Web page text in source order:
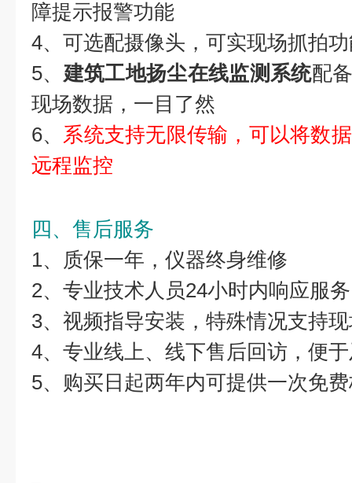
障提示报警功能
4、可选配摄像头，可实现场抓拍
5、 建筑工地扬尘在线监测系统配
现场数据，一目了然
6、 系统支持无限传输，可以将数
远程监控
四、售后服务
1、质保一年，仪器终身维修
2、专业技术人员24小时内响应服务
3、视频指导安装，特殊情况支持
4、专业线上、线下售后回访，便
5、购买日起两年内可提供一次免